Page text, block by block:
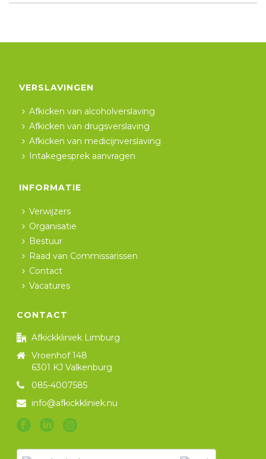
VERSLAVINGEN
Afkicken van alcoholverslaving
Afkicken van drugsverslaving
Afkicken van medicijnverslaving
Intakegesprek aanvragen
INFORMATIE
Verwijzers
Organisatie
Bestuur
Raad van Commissarissen
Contact
Vacatures
CONTACT
Afkickkliniek Limburg
Vroenhof 148
6301 KJ Valkenburg
085-4007585
info@afkickkliniek.nu